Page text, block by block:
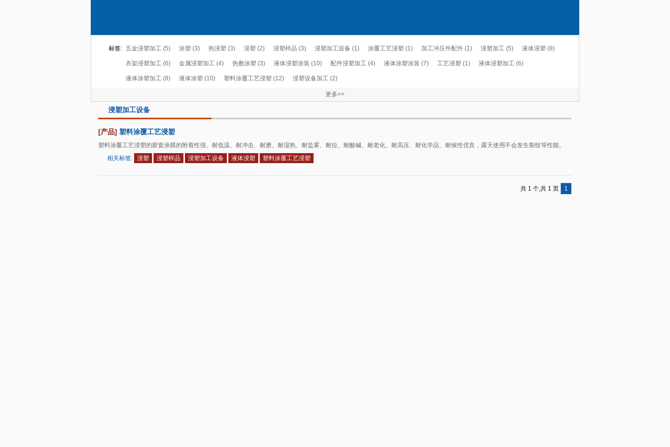
标签: 五金浸塑加工 (5) 涂塑 (3) 热浸塑 (3) 浸塑 (2) 浸塑样品 (3) 浸塑加工设备 (1) 涂覆工艺浸塑 (1) 加工冲压件配件 (1) 浸塑加工 (5) 液体浸塑 (8)
衣架浸塑加工 (6) 金属浸塑加工 (4) 热敷涂塑 (3) 液体浸塑涂装 (10) 配件浸塑加工 (4) 液体涂塑涂装 (7) 工艺浸塑 (1) 液体浸塑加工 (6)
液体涂塑加工 (8) 液体涂塑 (10) 塑料涂覆工艺浸塑 (12) 浸塑设备加工 (2)
更多>>
浸塑加工设备
[产品] 塑料涂覆工艺浸塑
塑料涂覆工艺浸塑的胶套涂膜的附着性强、耐低温、耐冲击、耐磨、耐湿热、耐盐雾、耐拉、耐酸碱、耐老化、耐高压、耐化学品、耐候性优良，露天使用不会发生裂纹等性能。
相关标签:
浸塑 浸塑样品 浸塑加工设备 液体浸塑 塑料涂覆工艺浸塑
共 1 个,共 1 页 1